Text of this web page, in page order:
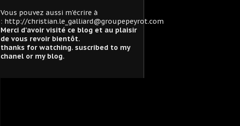
Vous pouvez aussi m'écrire à
: http://christian.le_galliard@groupepeyrot.com
Merci d'avoir visité ce blog et au plaisir
de vous revoir bientôt.
thanks for watching. suscribed to my
chanel or my blog.